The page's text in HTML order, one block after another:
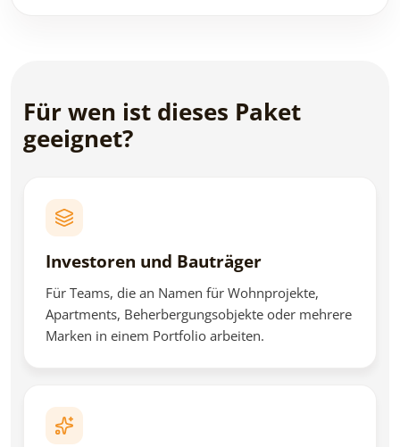
Für wen ist dieses Paket
geeignet?
Investoren und Bauträger
Für Teams, die an Namen für Wohnprojekte,
Apartments, Beherbergungsobjekte oder mehrere
Marken in einem Portfolio arbeiten.